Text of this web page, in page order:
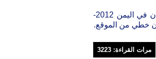
يحذر موقع رابطة المعونة لحقوق الإنسان والهجرة من أن التقرير الخاص بحالة حقوق الانسان في اليمن 2012-
خطي من الموقع.
مرات القراءة: 3223